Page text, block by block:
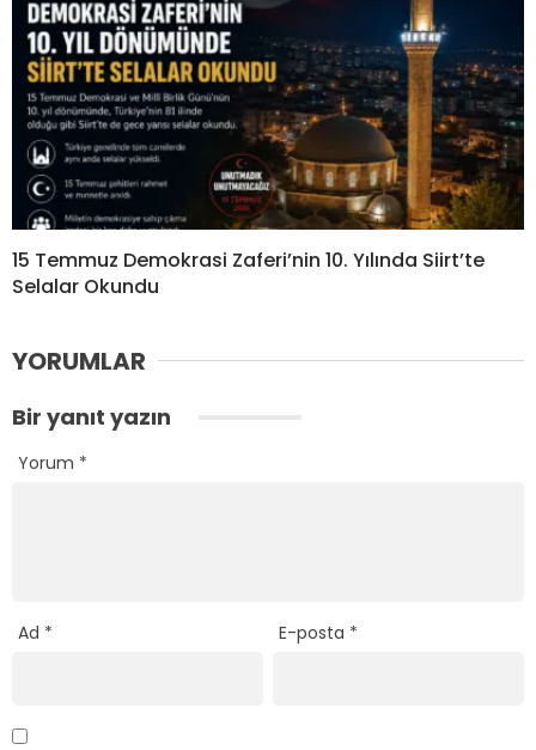
15 Temmuz Demokrasi Zaferi’nin 10. Yılında Siirt’te
Selalar Okundu
YORUMLAR
Bir yanıt yazın
Yorum *
Ad * E-posta *